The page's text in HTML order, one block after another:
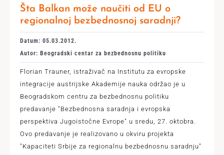
Šta Balkan može naučiti od EU o
regionalnoj bezbednosnoj saradnji?
Datum: 05.03.2012.
Autor: Beogradski centar za bezbednosnu politiku
Florian Trauner, istraživač na Institutu za evropske
integracije austrijske Akademije nauka održao je u
Beogradskom centru za bezbednosnu politiku
predavanje "Bezbednosna saradnja i evropska
perspektiva Jugoistočne Evrope" u sredu, 27. oktobra.
Ovo predavanje je realizovano u okviru projekta
"Kapaciteti Srbije za regionalnu bezbednosnu saradnju"